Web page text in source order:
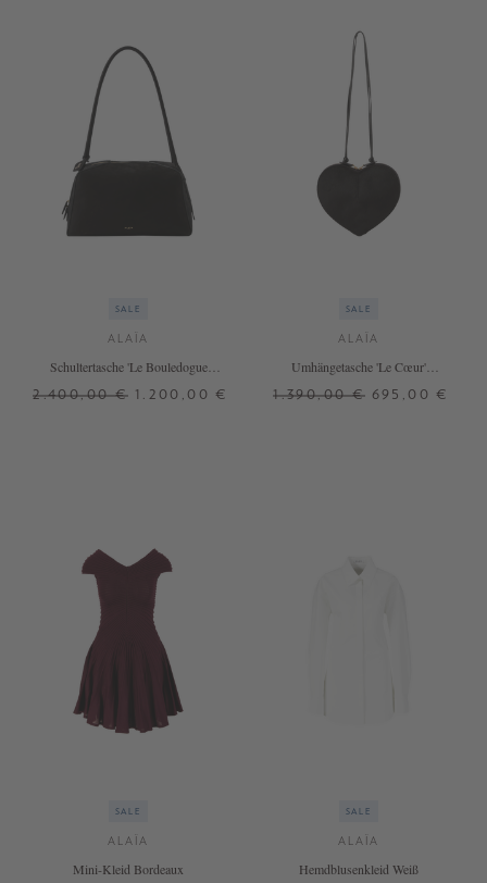
SALE
ALAÏA
Schultertasche 'Le Bouledogue
2.400,00 € 1.200,00 €
SALE
ALAÏA
Umhängetasche 'Le Cœur'
1.390,00 € 695,00 €
SALE
ALAÏA
Mini-Kleid Bordeaux
SALE
ALAÏA
Hemdblusenkleid Weiß